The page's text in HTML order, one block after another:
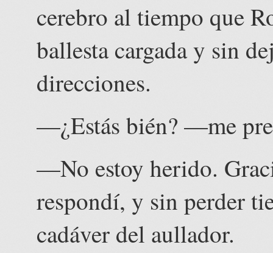
cerebro al tiempo que
ballesta cargada y sin
direcciones.
—¿Estás bién? —me
—No estoy herido.
respondí, y sin perder
cadáver del aullador.